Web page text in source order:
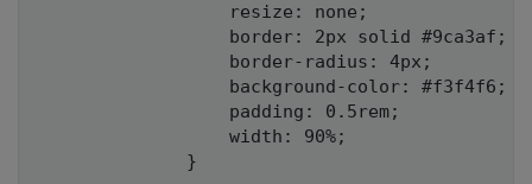
                  resize: none;
                  border: 2px solid #9ca3af;
                  border-radius: 4px;
                  background-color: #f3f4f6;
                  padding: 0.5rem;
                  width: 90%;
              }